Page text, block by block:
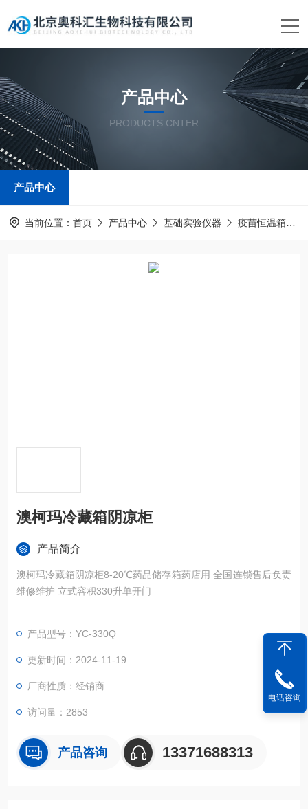
产品中心
PRODUCTS CNTER
产品中心
当前位置： 首页 产品中心 基础实验仪器 疫苗恒温箱
澳柯玛冷藏箱阴凉柜
产品简介
澳柯玛冷藏箱阴凉柜8-20℃药品储存箱药店用 全国连锁售后负责
维修维护 立式容积330升单开门
产品型号：YC-330Q
更新时间：2024-11-19
厂商性质：经销商
访问量：2853
产品咨询 13371688313
电话咨询